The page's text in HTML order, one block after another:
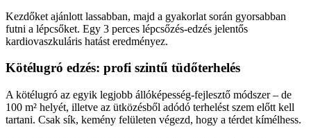
Kezdőket ajánlott lassabban, majd a gyakorlat során gyorsabban
futni a lépcsőket. Egy 3 perces lépcsőzés-edzés jelentős
kardiovaszkuláris hatást eredményez.
Kötélugró edzés: profi szintű tüdőterhelés
A kötélugró az egyik legjobb állóképesség-fejlesztő módszer – de
100 m² helyét, illetve az ütközésből adódó terhelést szem előtt kell
tartani. Csak sík, kemény felületen végezd, hogy a térdet kímélhess.